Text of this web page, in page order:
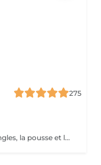
275
La manucure comprend le limage des ongles, la pousse et la coupe des cuticules ainsi qu'une application d'une crème de soin. La manucure bien-être compte, en plus, un gommage et un masque des mains. Large choix de couleurs parmi les vernis ProNails longue tenue.